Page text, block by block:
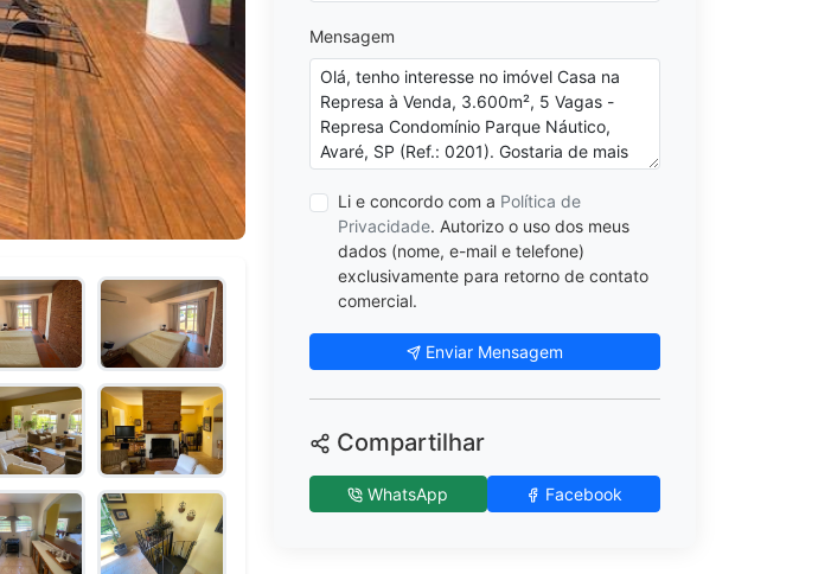
Mensagem
Li e concordo com a Política de
Privacidade. Autorizo o uso dos meus
dados (nome, e-mail e telefone)
exclusivamente para retorno de contato
comercial.
Enviar Mensagem
Compartilhar
WhatsApp Facebook